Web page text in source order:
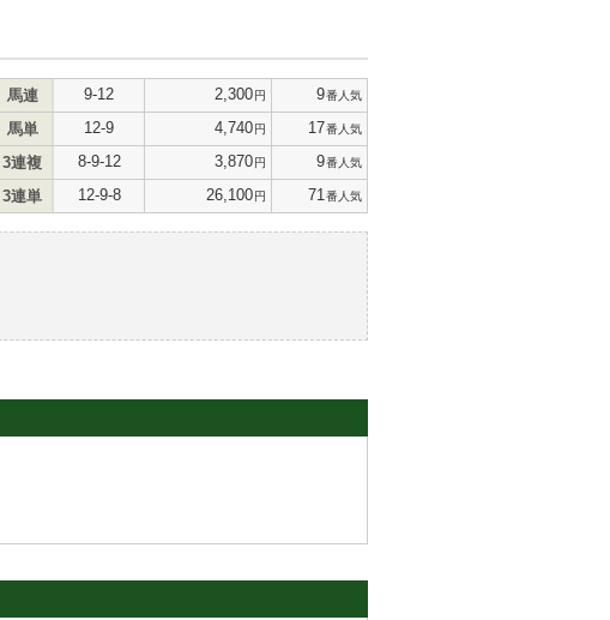
馬連 9-12 2,300円 9番人気
馬単 12-9 4,740円 17番人気
3連複 8-9-12 3,870円 9番人気
3連単 12-9-8 26,100円 71 番人気